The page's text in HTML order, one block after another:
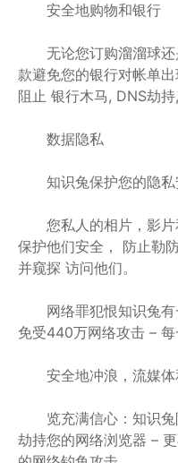
安全地购物和银行
无论您订购溜溜球还
款避免您的银行对帐单
阻止 银行木马, DNS劫
数据隐私
知识兔保护您的隐私
您私人的相片，影片
保护他们安全， 防止勒
并窥探 访问他们。
网络罪犯恨知识兔有
免受440万网络攻击 – 每
安全地冲浪，流媒体
览充满信心：知识兔
劫持您的网络浏览器 –